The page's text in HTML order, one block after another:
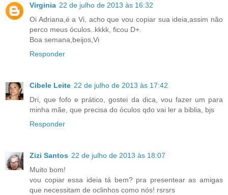
Virginia 22 de julho de 2013 às 16:32
Oi Adriana,é a Vi, acho que vou copiar sua ideia,assim não
perco meus óculos..kkkk, ficou D+.
Boa semana,beijos,Vi
Responder
Cibele Leite 22 de julho de 2013 às 17:42
Dri, que fofo e prático, gostei da dica, vou fazer um para
minha mãe, que precisa do óculos qdo vai ler a biblia, bjs
Responder
Zizi Santos 22 de julho de 2013 às 18:07
Muito bom!
vou copiar essa ideia tá bem? pra presentear as amigas
que necessitam de oclinhos como nós! rsrsrs